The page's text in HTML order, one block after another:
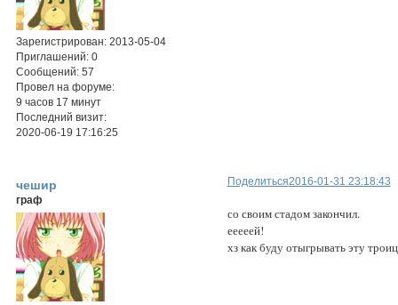
Зарегистрирован: 2013-05-04
Приглашений: 0
Сообщений: 57
Провел на форуме:
9 часов 17 минут
Последний визит:
2020-06-19 17:16:25
Поделиться2016-01-31 23:18:43
чешир
граф
со своим стадом закончил.
ееееей!
хз как буду отыгрывать эту